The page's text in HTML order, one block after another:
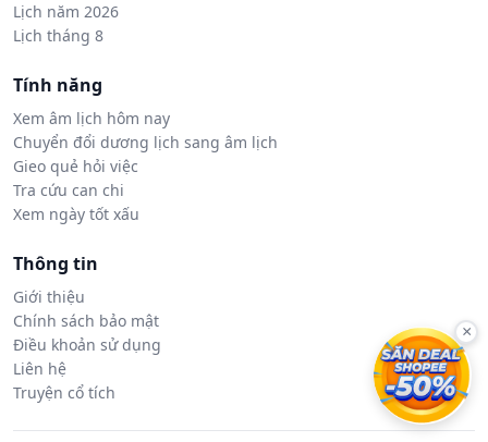
Lịch năm 2026
Lịch tháng 8
Tính năng
Xem âm lịch hôm nay
Chuyển đổi dương lịch sang âm lịch
Gieo quẻ hỏi việc
Tra cứu can chi
Xem ngày tốt xấu
Thông tin
Giới thiệu
Chính sách bảo mật
Điều khoản sử dụng
Liên hệ
Truyện cổ tích
×